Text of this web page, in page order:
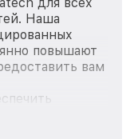
Наша
повышают
вам
для
Infratech,